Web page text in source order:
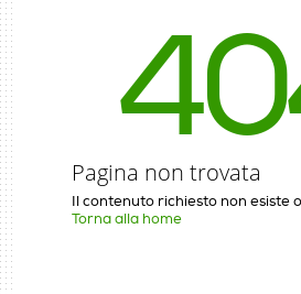
Pagina non trovata
Il contenuto richiesto non esiste
Torna alla home